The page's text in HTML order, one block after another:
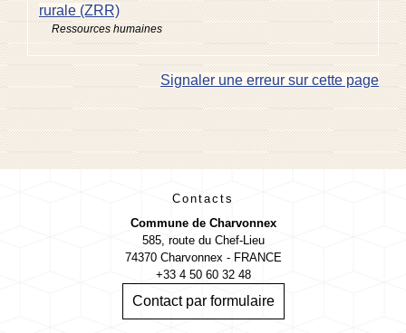
rurale (ZRR)
Ressources humaines
Signaler une erreur sur cette page
Contacts
Commune de Charvonnex
585, route du Chef-Lieu
74370 Charvonnex - FRANCE
+33 4 50 60 32 48
Contact par formulaire